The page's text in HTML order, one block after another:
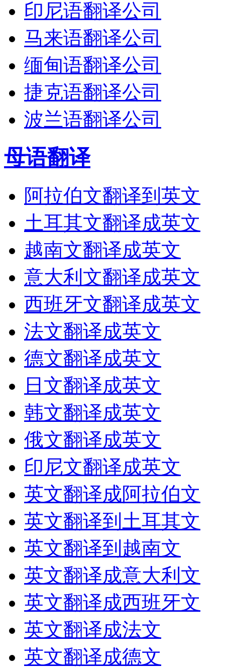
印尼语翻译公司
马来语翻译公司
缅甸语翻译公司
捷克语翻译公司
波兰语翻译公司
母语翻译
阿拉伯文翻译到英文
土耳其文翻译成英文
越南文翻译成英文
意大利文翻译成英文
西班牙文翻译成英文
法文翻译成英文
德文翻译成英文
日文翻译成英文
韩文翻译成英文
俄文翻译成英文
印尼文翻译成英文
英文翻译成阿拉伯文
英文翻译到土耳其文
英文翻译到越南文
英文翻译成意大利文
英文翻译成西班牙文
英文翻译成法文
英文翻译成德文